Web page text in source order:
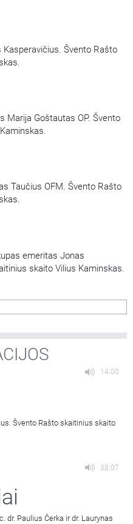
Kasperavičius. Švento Rašto
Marija Goštautas OP. Švento
Taučius OFM. Švento Rašto
emeritas Jonas
skaito Vilius Kaminskas.
14:00
Švento Rašto skaitinius skaito
38:07
dr. Paulius Čerka ir dr. Laurynas